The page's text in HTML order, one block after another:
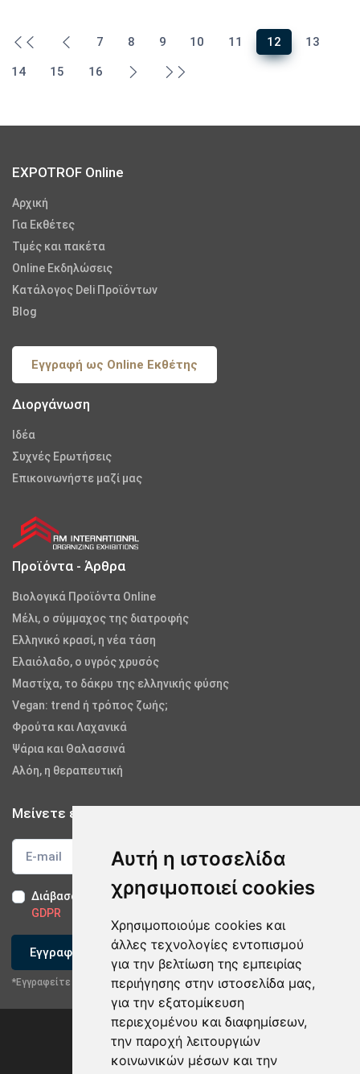
Αυτή η ιστοσελίδα
χρησιμοποιεί cookies
Χρησιμοποιούμε cookies και
άλλες τεχνολογίες εντοπισμού
για την βελτίωση της εμπειρίας
περιήγησης στην ιστοσελίδα μας,
για την εξατομίκευση
περιεχομένου και διαφημίσεων,
την παροχή λειτουργιών
κοινωνικών μέσων και την
7 8 9 10 11 12 13
14 15 16
EXPOTROF Online
Αρχική
Για Εκθέτες
Τιμές και πακέτα
Online Εκδηλώσεις
Κατάλογος Deli Προϊόντων
Blog
Εγγραφή ως Online Εκθέτης
Διοργάνωση
Iδέα
Συχνές Ερωτήσεις
Επικοινωνήστε μαζί μας
Προϊόντα - Άρθρα
Βιολογικά Προϊόντα Online
Μέλι, ο σύμμαχος της διατροφής
Ελληνικό κρασί, η νέα τάση
Ελαιόλαδο, ο υγρός χρυσός
Μαστίχα, το δάκρυ της ελληνικής φύσης
Vegan: trend ή τρόπος ζωής;
Φρούτα και Λαχανικά
Ψάρια και Θαλασσινά
Αλόη, η θεραπευτική
Μείνετε ενημερωμένοι
Διάβασα και αποδέχομαι τουςΌρους Χρήσης-Δήλωση
GDPR
Εγγραφείτε
*Εγγραφείτε στο newsletter μας